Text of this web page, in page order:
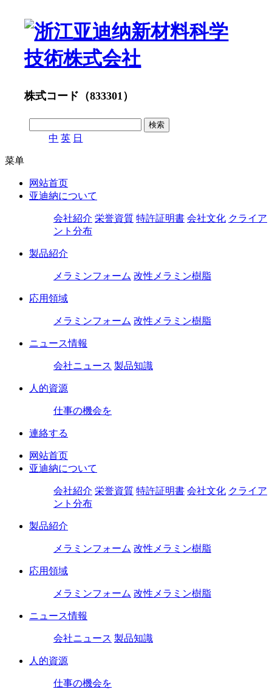
株式コード（833301）
中 英 日
菜单
网站首页
亚迪納について
会社紹介 栄誉資質 特許証明書 会社文化 クライア
ント分布
製品紹介
メラミンフォーム 改性メラミン樹脂
応用領域
メラミンフォーム 改性メラミン樹脂
ニュース情報
会社ニュース 製品知識
人的資源
仕事の機会を
連絡する
网站首页
亚迪納について
会社紹介 栄誉資質 特許証明書 会社文化 クライア
ント分布
製品紹介
メラミンフォーム 改性メラミン樹脂
応用領域
メラミンフォーム 改性メラミン樹脂
ニュース情報
会社ニュース 製品知識
人的資源
仕事の機会を